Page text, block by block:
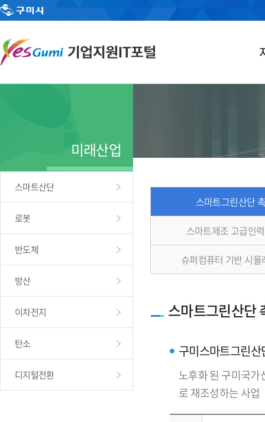
미래산업
스마트산단
로봇
반도체
방산
이차전지
탄소
디지털전환
스마트그린산단
스마트제조 고급인
슈퍼컴퓨터 기반 시
스마트그린산단
구미스마트그린산
노후화 된 구미국
로 재조성하는 사업